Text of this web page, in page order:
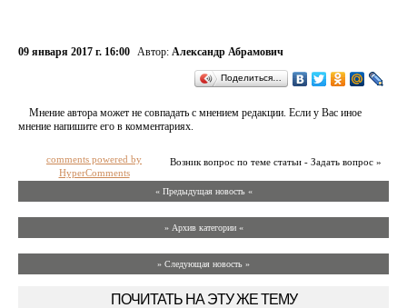
09 января 2017 г. 16:00 Автор: Александр Абрамович
Поделиться…
Мнение автора может не совпадать с мнением редакции. Если у Вас иное
мнение напишите его в комментариях.
Возник вопрос по теме статьи - Задать вопрос »
comments powered by
HyperComments
« Предыдущая новость «
» Архив категории «
» Следующая новость »
ПОЧИТАТЬ НА ЭТУ ЖЕ ТЕМУ